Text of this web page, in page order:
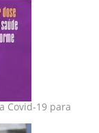
Covid-19 para